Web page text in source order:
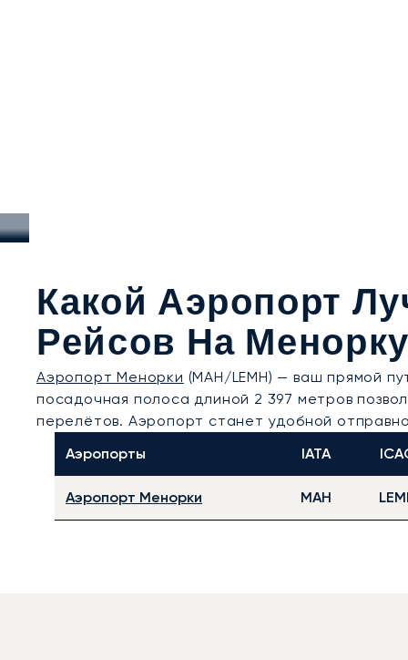
Какой Аэропорт
Рейсов На
Аэропорт Менорки (MAH/LEMH) — ваш прямой
посадочная полоса длиной 2 397 метров
перелётов. Аэропорт станет удобной
Аэропорты
IATA
Аэропорт Менорки MAH